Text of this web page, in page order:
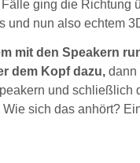
ging die Richtung
und nun also echtem
mit den Speakern
dem Kopf dazu, dann
und schließlich
Wie sich das anhört?